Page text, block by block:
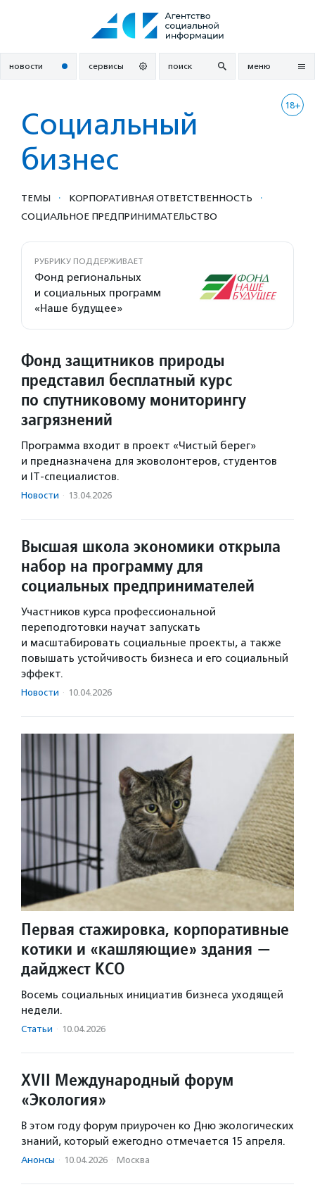
новости сервисы поиск меню
18+
Социальный
бизнес
ТЕМЫ · КОРПОРАТИВНАЯ ОТВЕТСТВЕННОСТЬ ·
СОЦИАЛЬНОЕ ПРЕДПРИ­НИМА­ТЕЛЬ­СТВО
РУБРИКУ ПОДДЕРЖИВАЕТ
Фонд региональных
и социальных программ
«Наше будущее»
Фонд защитников природы
представил бесплатный курс
по спутниковому мониторингу
загрязнений
Программа входит в проект «Чистый берег»
и предназначена для эковолонтеров, студентов
и IT-специалистов.
Новости · 13.04.2026
Высшая школа экономики открыла
набор на программу для
социальных предпринимателей
Участников курса профессиональной
переподготовки научат запускать
и масштабировать социальные проекты, а также
повышать устойчивость бизнеса и его социальный
эффект.
Новости · 10.04.2026
Первая стажировка, корпоративные
котики и «кашляющие» здания —
дайджест КСО
Восемь социальных инициатив бизнеса уходящей
недели.
Статьи · 10.04.2026
XVII Международный форум
«Экология»
В этом году форум приурочен ко Дню экологических
знаний, который ежегодно отмечается 15 апреля.
Анонсы · 10.04.2026 · Москва